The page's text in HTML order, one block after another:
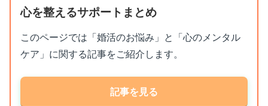
心を整えるサポートまとめ
このページでは「婚活のお悩み」と「心のメンタル
ケア」に関する記事をご紹介します。
記事を見る